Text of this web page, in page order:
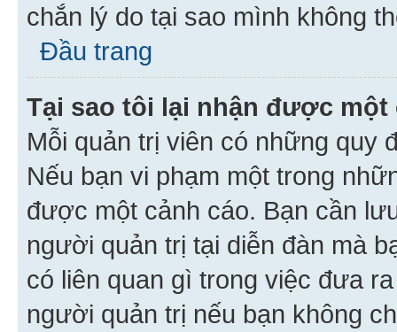
chắn lý do tại sao mình không
Đầu trang
Tại sao tôi lại nhận được một
Mỗi quản trị viên có những quy
Nếu bạn vi phạm một trong
được một cảnh cáo. Bạn cần
người quản trị tại diễn đàn mà
có liên quan gì trong việc đưa
người quản trị nếu bạn không